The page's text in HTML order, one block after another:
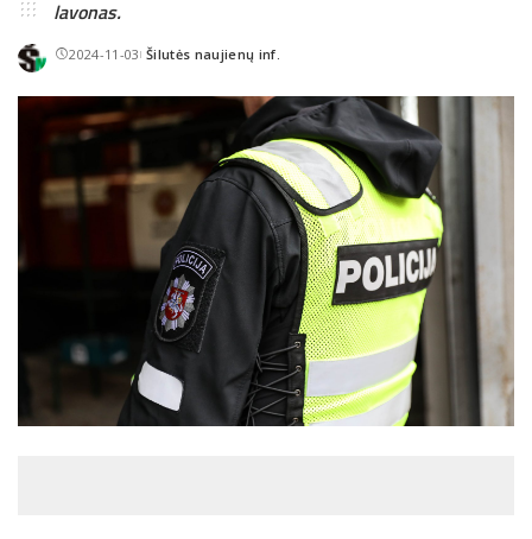
lavonas.
2024-11-03Posted
Šilutės naujienų inf.